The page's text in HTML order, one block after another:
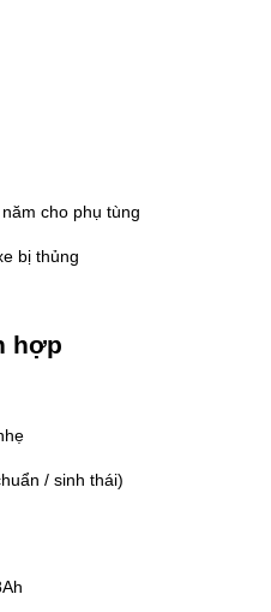
cho phụ tùng
bị thủng
hợp
/ sinh thái)